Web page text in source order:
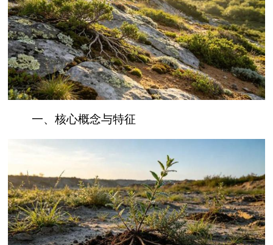
一、核心概念与特征